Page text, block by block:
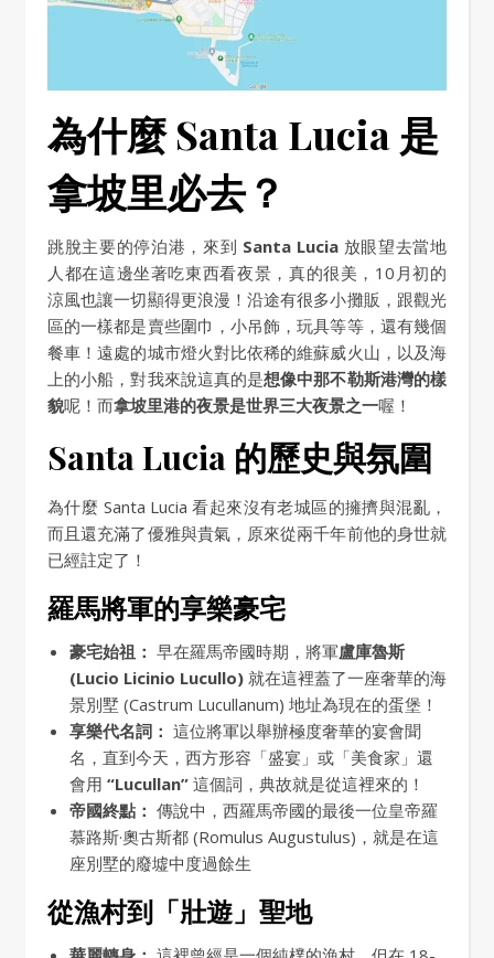
為什麼 Santa Lucia 是
拿坡里必去？
跳脫主要的停泊港，來到 Santa Lucia放眼望去當地
人都在這邊坐著吃東西看夜景，真的很美，10月初的
涼風也讓一切顯得更浪漫！沿途有很多小攤販，跟觀光
區的一樣都是賣些圍巾，小吊飾，玩具等等，還有幾個
餐車！遠處的城市燈火對比依稀的維蘇威火山，以及海
上的小船，對我來說這真的是想像中那不勒斯港灣的樣
貌呢！而拿坡里港的夜景是世界三大夜景之一喔！
Santa Lucia 的歷史與氛圍
為什麼 Santa Lucia 看起來沒有老城區的擁擠與混亂，
而且還充滿了優雅與貴氣，原來從兩千年前他的身世就
已經註定了！
羅馬將軍的享樂豪宅
豪宅始祖： 早在羅馬帝國時期，將軍盧庫魯斯
(Lucio Licinio Lucullo) 就在這裡蓋了一座奢華的海
景別墅 (Castrum Lucullanum) 地址為現在的蛋堡！
享樂代名詞： 這位將軍以舉辦極度奢華的宴會聞
名，直到今天，西方形容「盛宴」或「美食家」還
會用 “Lucullan” 這個詞，典故就是從這裡來的！
帝國終點： 傳說中，西羅馬帝國的最後一位皇帝羅
慕路斯·奧古斯都 (Romulus Augustulus)，就是在這
座別墅的廢墟中度過餘生
從漁村到「壯遊」聖地